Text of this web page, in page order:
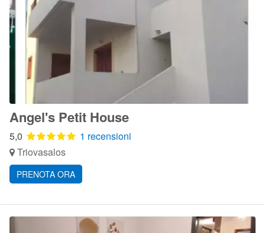
Angel's Petit House
5,0
1 recensioni
Triovasalos
PRENOTA ORA